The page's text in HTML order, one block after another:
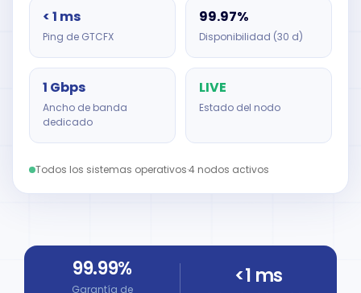
< 1 ms
Ping de GTCFX
99.97%
Disponibilidad (30 d)
1 Gbps
Ancho de banda
dedicado
LIVE
Estado del nodo
Todos los sistemas operativos·4 nodos activos
99.99%
Garantía de
<1 ms